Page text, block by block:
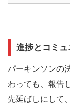
進捗とコミ
パーキンソンの
わっても、報告
先延ばしにして